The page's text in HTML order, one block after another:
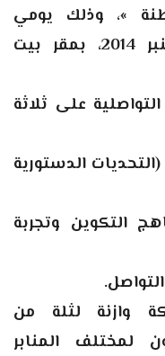
»، وذلك يومي
الجمعة والسبت 19 و20 شتنبر 2014، بمقر بيت
على ثلاثة
الدستورية
التكوين وتجربة
وازنة لثلة من
لمختلف المنابر